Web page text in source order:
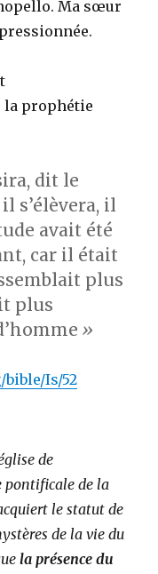
Ma sœur
la prophétie
dit le
s’élèvera, il
avait été
car il était
plus
plus
»
Is/52
de
pontificale de la
le statut de
de la vie du
la présence du